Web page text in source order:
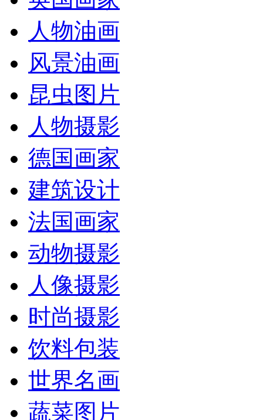
人物油画
风景油画
昆虫图片
人物摄影
德国画家
建筑设计
法国画家
动物摄影
人像摄影
时尚摄影
饮料包装
世界名画
蔬菜图片